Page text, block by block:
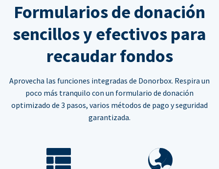
Formularios de donación
sencillos y efectivos para
recaudar fondos
Aprovecha las funciones integradas de Donorbox. Respira un
poco más tranquilo con un formulario de donación
optimizado de 3 pasos, varios métodos de pago y seguridad
garantizada.